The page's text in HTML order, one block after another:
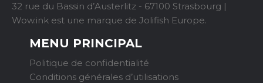
32 rue du Bassin d’Austerlitz - 67100 Strasbourg |
Wow.ink est une marque de Jolifish Europe.
MENU PRINCIPAL
Politique de confidentialité
Conditions générales d’utilisations